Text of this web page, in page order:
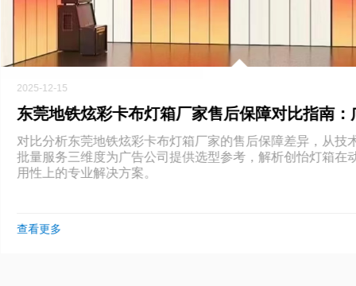
2025-12-15
对比分析东莞地铁炫彩卡布灯箱厂家的售后保障差异，从技
批量服务三维度为广告公司提供选型参考，解析创怡灯箱在
用性上的专业解决方案。
查看更多